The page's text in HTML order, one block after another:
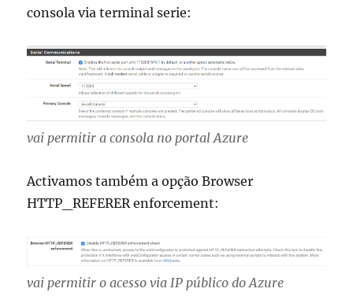
consola via terminal serie:
vai permitir a consola no portal Azure
Activamos também a opção Browser
HTTP_REFERER enforcement:
vai permitir o acesso via IP público do Azure